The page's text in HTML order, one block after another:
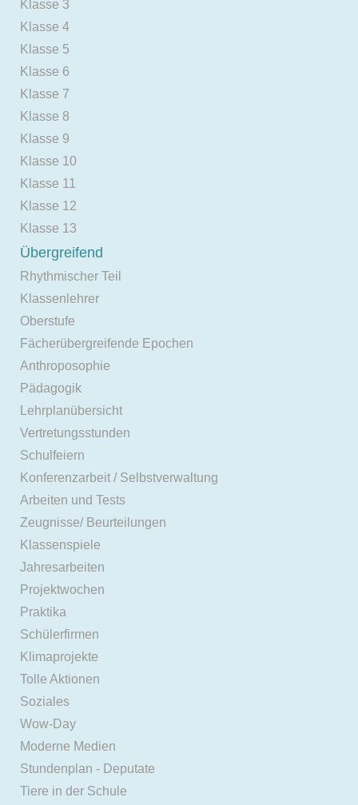
Klasse 3
Klasse 4
Klasse 5
Klasse 6
Klasse 7
Klasse 8
Klasse 9
Klasse 10
Klasse 11
Klasse 12
Klasse 13
Übergreifend
Rhythmischer Teil
Klassenlehrer
Oberstufe
Fächerübergreifende Epochen
Anthroposophie
Pädagogik
Lehrplanübersicht
Vertretungsstunden
Schulfeiern
Konferenzarbeit / Selbstverwaltung
Arbeiten und Tests
Zeugnisse/ Beurteilungen
Klassenspiele
Jahresarbeiten
Projektwochen
Praktika
Schülerfirmen
Klimaprojekte
Tolle Aktionen
Soziales
Wow-Day
Moderne Medien
Stundenplan - Deputate
Tiere in der Schule